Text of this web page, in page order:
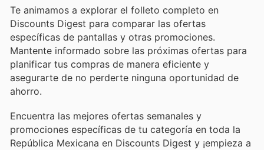
Te animamos a explorar el folleto completo en
Discounts Digest para comparar las ofertas
específicas de pantallas y otras promociones.
Mantente informado sobre las próximas ofertas para
planificar tus compras de manera eficiente y
asegurarte de no perderte ninguna oportunidad de
ahorro.
Encuentra las mejores ofertas semanales y
promociones específicas de tu categoría en toda la
República Mexicana en Discounts Digest y ¡empieza a